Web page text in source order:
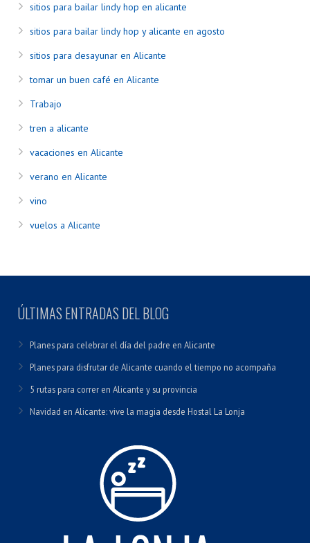
sitios para bailar lindy hop en alicante
sitios para bailar lindy hop y alicante en agosto
sitios para desayunar en Alicante
tomar un buen café en Alicante
Trabajo
tren a alicante
vacaciones en Alicante
verano en Alicante
vino
vuelos a Alicante
ÚLTIMAS ENTRADAS DEL BLOG
Planes para celebrar el día del padre en Alicante
Planes para disfrutar de Alicante cuando el tiempo no acompaña
5 rutas para correr en Alicante y su provincia
Navidad en Alicante: vive la magia desde Hostal La Lonja